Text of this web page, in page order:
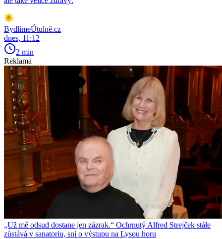
BydlímeÚtulně.cz
dnes, 11:12
2 min
Reklama
„Už mě odsud dostane jen zázrak.“ Ochrnutý Alfred Strejček stále
zůstává v sanatoriu, sní o výstupu na Lysou horu